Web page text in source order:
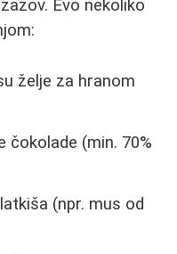
Evo nekoliko
želje za hranom
čokolade (min. 70%
(npr. mus od